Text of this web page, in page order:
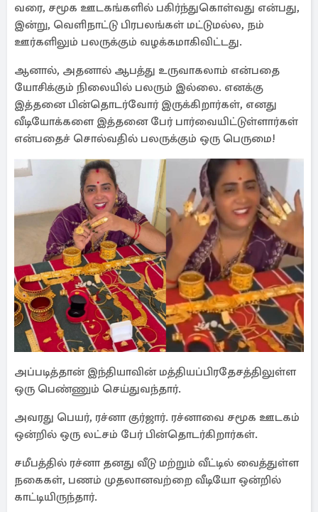
வரை, சமூக ஊடகங்களில் பகிர்ந்துகொள்வது என்பது,
இன்று, வெளிநாட்டு பிரபலங்கள் மட்டுமல்ல, நம்
ஊர்களிலும் பலருக்கும் வழக்கமாகிவிட்டது.
ஆனால், அதனால் ஆபத்து உருவாகலாம் என்பதை
யோசிக்கும் நிலையில் பலரும் இல்லை. எனக்கு
இத்தனை பின்தொடர்வோர் இருக்கிறார்கள், எனது
வீடியோக்களை இத்தனை பேர் பார்வையிட்டுள்ளார்கள்
என்பதைச் சொல்வதில் பலருக்கும் ஒரு பெருமை!
அப்படித்தான் இந்தியாவின் மத்தியப்பிரதேசத்திலுள்ள
ஒரு பெண்ணும் செய்துவந்தார்.
அவரது பெயர், ரச்னா குர்ஜார். ரச்னாவை சமூக ஊடகம்
ஒன்றில் ஒரு லட்சம் பேர் பின்தொடர்கிறார்கள்.
சமீபத்தில் ரச்னா தனது வீடு மற்றும் வீட்டில் வைத்துள்ள
நகைகள், பணம் முதலானவற்றை வீடியோ ஒன்றில்
காட்டியிருந்தார்.